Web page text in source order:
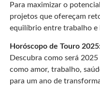
Para maximizar o
projetos que ofereçam
equilíbrio entre trabalho e
Horóscopo de Touro
Descubra como será
como amor, trabalho,
para um ano de